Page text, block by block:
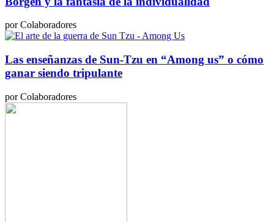
por Colaboradores
Las enseñanzas de Sun-Tzu en “Among us” o cómo
ganar siendo tripulante
por Colaboradores